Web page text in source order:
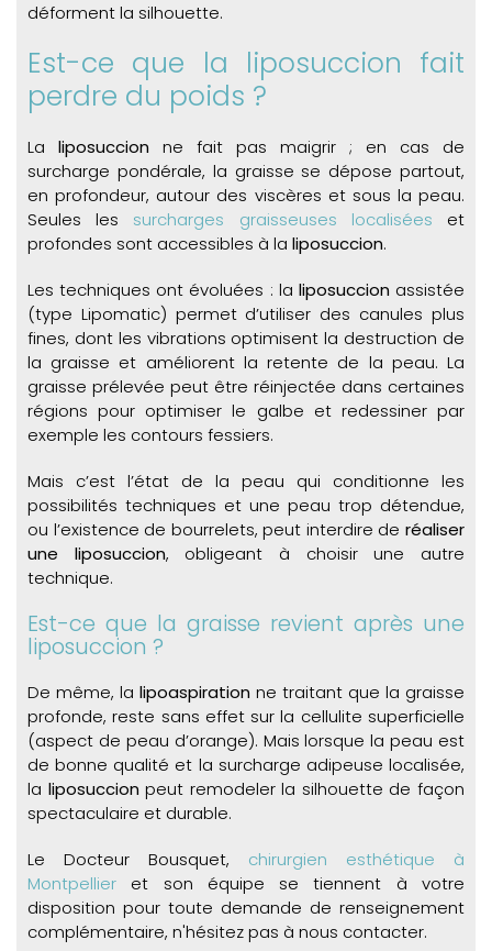
déforment la silhouette.
Est-ce que la liposuccion fait
perdre du poids ?
La liposuccion ne fait pas maigrir ; en cas de
surcharge pondérale, la graisse se dépose partout,
en profondeur, autour des viscères et sous la peau.
Seules les surcharges graisseuses localisées et
profondes sont accessibles à la liposuccion.
Les techniques ont évoluées : la liposuccion assistée
(type Lipomatic) permet d’utiliser des canules plus
fines, dont les vibrations optimisent la destruction de
la graisse et améliorent la retente de la peau. La
graisse prélevée peut être réinjectée dans certaines
régions pour optimiser le galbe et redessiner par
exemple les contours fessiers.
Mais c’est l’état de la peau qui conditionne les
possibilités techniques et une peau trop détendue,
ou l’existence de bourrelets, peut interdire de réaliser
une liposuccion, obligeant à choisir une autre
technique.
Est-ce que la graisse revient après une
liposuccion ?
De même, la lipoaspiration ne traitant que la graisse
profonde, reste sans effet sur la cellulite superficielle
(aspect de peau d’orange). Mais lorsque la peau est
de bonne qualité et la surcharge adipeuse localisée,
la liposuccion peut remodeler la silhouette de façon
spectaculaire et durable.
Le Docteur Bousquet, chirurgien esthétique à
Montpellier et son équipe se tiennent à votre
disposition pour toute demande de renseignement
complémentaire, n'hésitez pas à nous contacter.